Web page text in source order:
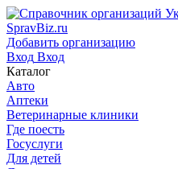
SpravBiz.ru
Добавить организацию
Вход Вход
Каталог
Авто
Аптеки
Ветеринарные клиники
Где поесть
Госуслуги
Для детей